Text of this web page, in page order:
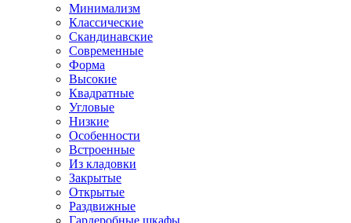
Минимализм
Классические
Скандинавские
Современные
Форма
Высокие
Квадратные
Угловые
Низкие
Особенности
Встроенные
Из кладовки
Закрытые
Открытые
Раздвижные
Гардеробные шкафы